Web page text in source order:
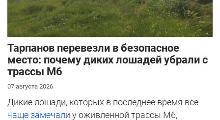
Тарпанов перевезли в безопасное
место: почему диких лошадей убрали с
трассы М6
07 августа 2026
Дикие лошади, которых в последнее время все
чаще замечали у оживленной трассы М6,